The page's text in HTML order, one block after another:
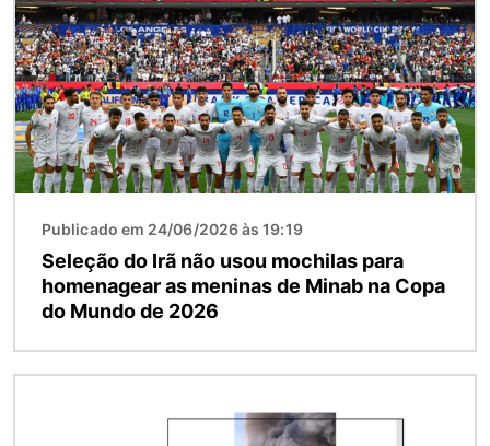
Publicado em 24/06/2026 às 19:19
Seleção do Irã não usou mochilas para
homenagear as meninas de Minab na Copa
do Mundo de 2026